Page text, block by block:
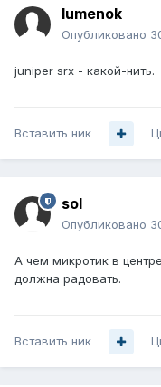
lumenok
Опубликовано
juniper srx - какой-нить.
Вставить ник
sol
Опубликовано
А чем микротик в
должна радовать.
Вставить ник